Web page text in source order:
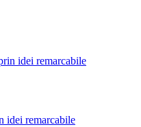
idei remarcabile